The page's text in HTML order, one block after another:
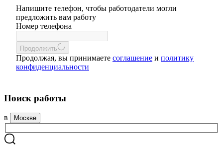
Напишите телефон, чтобы работодатели могли
предложить вам работу
Номер телефона
Продолжить
Продолжая, вы принимаете соглашение и политику
конфиденциальности
Поиск работы
в Москве